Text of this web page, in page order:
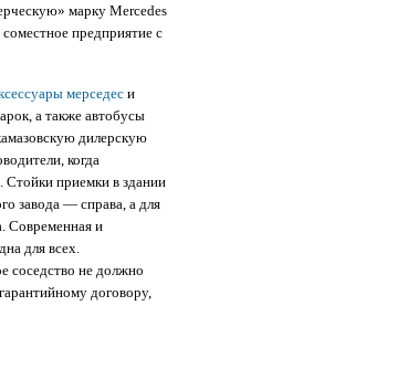
марку Mercedes
предприятие с
мерседеси
а также автобусы
дилерскую
когда
Стойки приемки в здании
завода — справа, а для
Современная и
для всех.
соседство не должно
договору,